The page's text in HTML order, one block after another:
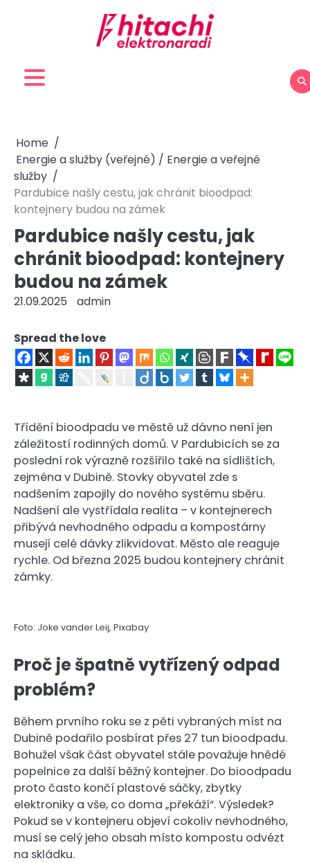
Home
Energie a služby (veřejné) / Energie a veřejné
služby
Pardubice našly cestu, jak chránit bioodpad:
kontejnery budou na zámek
Pardubice našly cestu, jak
chránit bioodpad: kontejnery
budou na zámek
21.09.2025 admin
Spread the love
Třídění bioodpadu ve městě už dávno není jen
záležitostí rodinných domů. V Pardubicích se za
poslední rok výrazně rozšířilo také na sídlištích,
zejména v Dubině. Stovky obyvatel zde s
nadšením zapojily do nového systému sběru.
Nadšení ale vystřídala realita – v kontejnerech
přibývá nevhodného odpadu a kompostárny
musejí celé dávky zlikvidovat. Město ale reaguje
rychle. Od března 2025 budou kontejnery chránit
zámky.
Foto: Joke vander Leij, Pixabay
Proč je špatně vytřízený odpad
problém?
Během prvního roku se z pěti vybraných míst na
Dubině podařilo posbírat přes 27 tun bioodpadu.
Bohužel však část obyvatel stále považuje hnědé
popelnice za další běžný kontejner. Do bioodpadu
proto často končí plastové sáčky, zbytky
elektroniky a vše, co doma „překáží“. Výsledek?
Pokud se v kontejneru objeví cokoliv nevhodného,
musí se celý jeho obsah místo kompostu odvézt
na skládku.